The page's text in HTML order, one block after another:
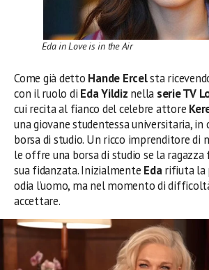
Eda in Love is in the Air
Come già detto Hande Ercelsta
con il ruolo di Eda Yildiz nella serie TV
cui recita al fianco del celebre attore
una giovane studentessa universitaria, in
borsa di studio. Un ricco imprenditore di
le offre una borsa di studio se la ragazza
sua fidanzata. Inizialmente Edarifiuta la
odia l’uomo, ma nel momento di
accettare.